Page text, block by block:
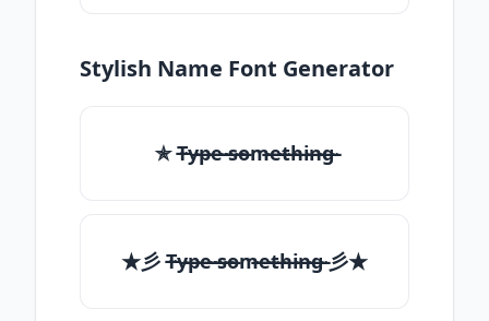
Stylish Name Font Generator
✯ T̶̴y̶̴p̶̴e̶̴ ̶̴s̶̴o̶̴m̶̴e̶̴t̶̴h̶̴i̶̴n̶̴g̶̴
★彡 T̶̴y̶̴p̶̴e̶̴ ̶̴s̶̴o̶̴m̶̴e̶̴t̶̴h̶̴i̶̴n̶̴g̶̴ 彡★